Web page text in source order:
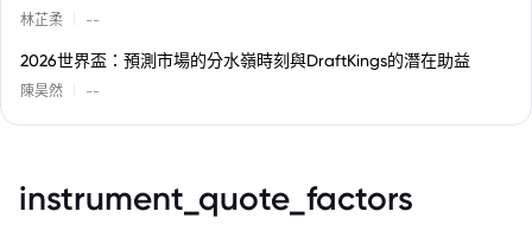
林芷柔 --
2026世界盃：預測市場的分水嶺時刻與DraftKings的潛在助益
陳昊然 --
instrument_quote_factors